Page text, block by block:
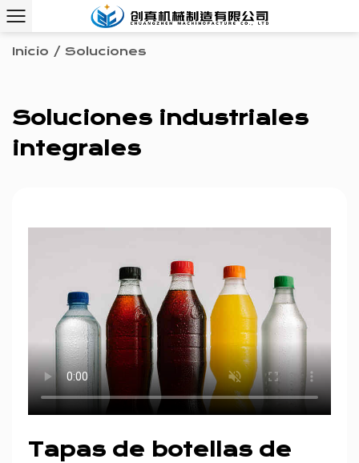
Inicio / Soluciones
Soluciones industriales
integrales
Tapas de botellas de